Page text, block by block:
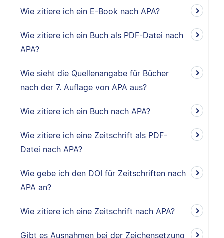
Wie zitiere ich ein E-Book nach APA?
Wie zitiere ich ein Buch als PDF-Datei nach
APA?
Wie sieht die Quellenangabe für Bücher
nach der 7. Auflage von APA aus?
Wie zitiere ich ein Buch nach APA?
Wie zitiere ich eine Zeitschrift als PDF-
Datei nach APA?
Wie gebe ich den DOI für Zeitschriften nach
APA an?
Wie zitiere ich eine Zeitschrift nach APA?
Gibt es Ausnahmen bei der Zeichensetzung